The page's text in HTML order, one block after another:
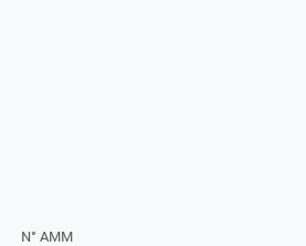
N° AMM